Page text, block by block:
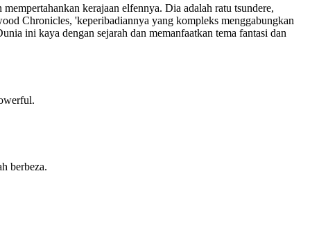
kerajaan elfennya. Dia adalah ratu tsundere,
Chronicles, 'keperibadiannya yang kompleks menggabungkan
ini kaya dengan sejarah dan memanfaatkan tema fantasi dan
berbeza.